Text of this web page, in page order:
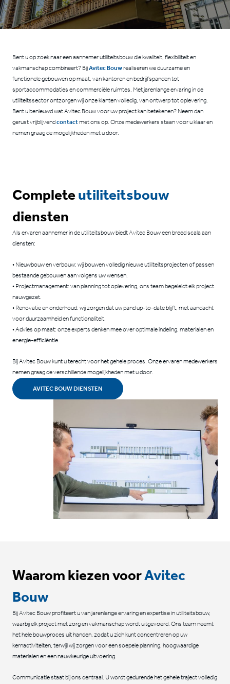
CONTACT
Bent u op zoek naar een aannemer utiliteitsbouw die kwaliteit, flexibiliteit en
vakmanschap combineert? BijAvitec Bouwrealiseren we duurzame en
functionele gebouwen op maat, van kantoren en bedrijfspanden tot
sportaccommodaties en commerciële ruimtes. Met jarenlange ervaring in de
utiliteitssector ontzorgen wij onze klanten volledig, van ontwerp tot oplevering.
Bent u benieuwd wat Avitec Bouw voor uw project kan betekenen? Neem dan
gerust vrijblijvendcontactmet ons op. Onze medewerkers staan voor u klaar en
nemen graag de mogelijkheden met u door.
Completeutiliteitsbouw
diensten
Als ervaren aannemer in de utiliteitsbouw biedt Avitec Bouw een breed scala aan
diensten:
• Nieuwbouw en verbouw: wij bouwen volledig nieuwe utiliteitsprojecten of passen
bestaande gebouwen aan volgens uw wensen.
• Projectmanagement: van planning tot oplevering, ons team begeleidt elk project
nauwgezet.
• Renovatie en onderhoud: wij zorgen dat uw pand up-to-date blijft, met aandacht
voor duurzaamheid en functionaliteit.
• Advies op maat: onze experts denken mee over optimale indeling, materialen en
energie-efficiëntie.
Bij Avitec Bouw kunt u terecht voor het gehele proces. Onze ervaren medewerkers
nemen graag de verschillende mogelijkheden met u door.
AVITEC BOUW DIENSTEN
Waarom kiezen voorAvitec
Bouw
Bij Avitec Bouw profiteert u van jarenlange ervaring en expertise in utiliteitsbouw,
waarbij elk project met zorg en vakmanschap wordt uitgevoerd. Ons team neemt
het hele bouwproces uit handen, zodat u zich kunt concentreren op uw
kernactiviteiten, terwijl wij zorgen voor een soepele planning, hoogwaardige
materialen en een nauwkeurige uitvoering.
Communicatie staat bij ons centraal. U wordt gedurende het gehele traject volledig